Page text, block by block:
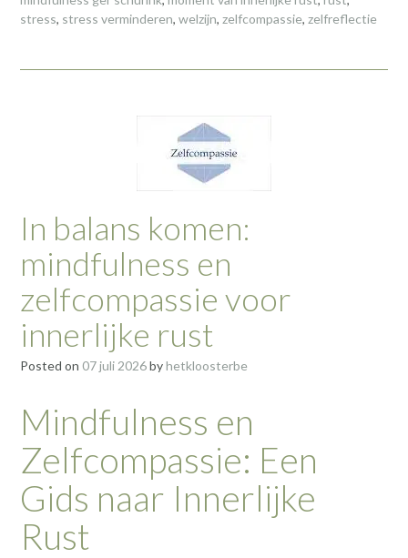
stress, stress verminderen, welzijn, zelfcompassie, zelfreflectie
In balans komen:
mindfulness en
zelfcompassie voor
innerlijke rust
Posted on 07 juli 2026byhetkloosterbe
Mindfulness en
Zelfcompassie: Een
Gids naar Innerlijke
Rust